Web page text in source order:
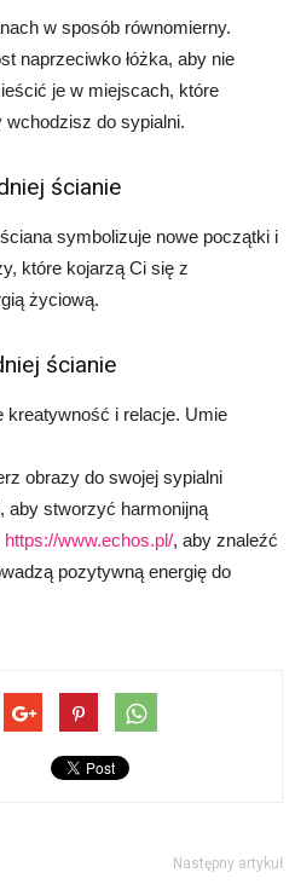
w sposób równomierny.
naprzeciwko łóżka, aby nie
je w miejscach, które
wchodzisz do sypialni.
ścianie
symbolizuje nowe początki i
które kojarzą Ci się z
życiową.
ścianie
kreatywność i relacje. Umie
obrazy do swojej sypialni
aby stworzyć harmonijną
https://www.echos.pl/, aby znaleźć
pozytywną energię do
Następny artykuł